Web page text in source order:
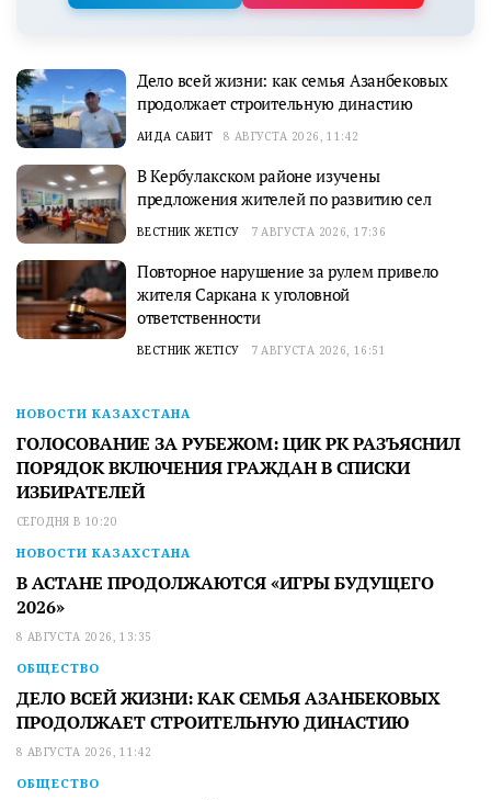
Дело всей жизни: как семья Азанбековых
продолжает строительную династию
АИДА САБИТ 8 АВГУСТА 2026, 11:42
В Кербулакском районе изучены
предложения жителей по развитию сел
ВЕСТНИК ЖЕТІСУ 7 АВГУСТА 2026, 17:36
Повторное нарушение за рулем привело
жителя Саркана к уголовной
ответственности
ВЕСТНИК ЖЕТІСУ 7 АВГУСТА 2026, 16:51
НОВОСТИ КАЗАХСТАНА
ГОЛОСОВАНИЕ ЗА РУБЕЖОМ: ЦИК РК РАЗЪЯСНИЛ
ПОРЯДОК ВКЛЮЧЕНИЯ ГРАЖДАН В СПИСКИ
ИЗБИРАТЕЛЕЙ
СЕГОДНЯ В 10:20
НОВОСТИ КАЗАХСТАНА
В АСТАНЕ ПРОДОЛЖАЮТСЯ «ИГРЫ БУДУЩЕГО
2026»
8 АВГУСТА 2026, 13:35
ОБЩЕСТВО
ДЕЛО ВСЕЙ ЖИЗНИ: КАК СЕМЬЯ АЗАНБЕКОВЫХ
ПРОДОЛЖАЕТ СТРОИТЕЛЬНУЮ ДИНАСТИЮ
8 АВГУСТА 2026, 11:42
ОБЩЕСТВО